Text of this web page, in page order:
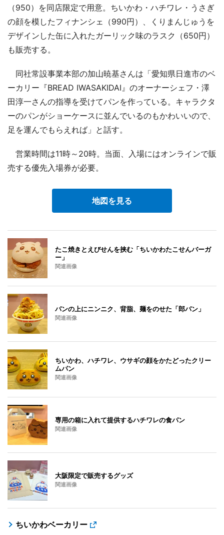
（950）を同店限定で用意。ちいかわ・ハチワレ・うさぎ
の顔を模したフィナンシェ（990円）、くりまんじゅうを
デザインした缶に入れたガーリック味のラスク（650円）
も販売する。
同社常設事業本部の加山暁基さんは「愛知県日進市のベ
ーカリー『BREAD IWASAKIDAI』のオーナーシェフ・澤
田淳一さんの指導を受けてパンを作っている。キャラクタ
ーのパンがショーケースに並んでいるのもかわいいので、
足を運んでもらえれば」と話す。
営業時間は11時～20時。当面、入場にはオンラインで販
売する優先入場券が必要。
地図を見る
たこ焼きとえびせんを挟む「ちいかわたこせんバーガ
ー」
関連画像
パンの上にニンニク、背脂、麺をのせた「郎パン」
関連画像
ちいかわ、ハチワレ、ウサギの顔をかたどったクリー
ムパン
関連画像
専用の箱に入れて提供するハチワレの食パン
関連画像
大阪限定で販売するグッズ
関連画像
ちいかわベーカリー